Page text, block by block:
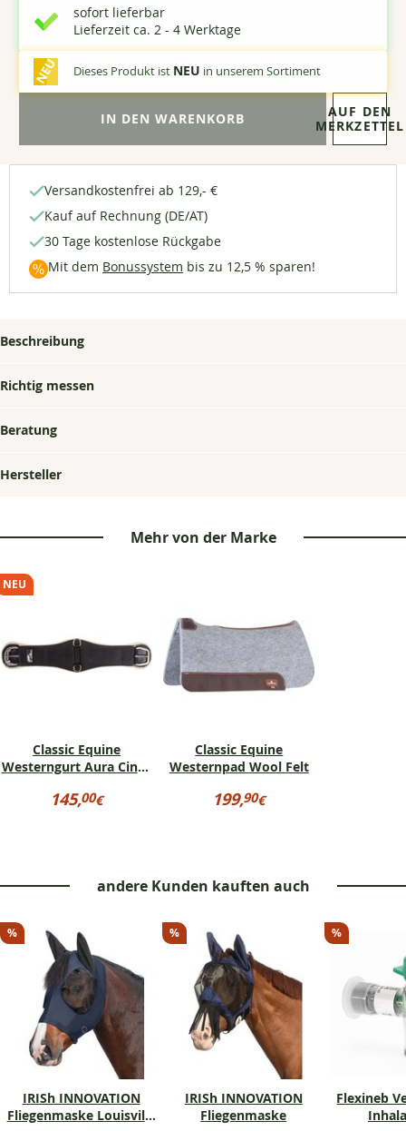
sofort lieferbar
Lieferzeit ca. 2 - 4 Werktage
Dieses Produkt ist NEU in unserem Sortiment
AUF DEN
MERKZETTEL
Versandkostenfrei ab 129,- €
Kauf auf Rechnung (DE/AT)
30 Tage kostenlose Rückgabe
Mit dem Bonussystem bis zu 12,5 % sparen!
Beschreibung
Richtig messen
Beratung
Hersteller
Mehr von der Marke
NEU
Classic Equine
Westerngurt Aura Cinch
Preisinformationen
für
145,00€
Classic Equine
Westernpad Wool Felt
Preisinformationen
für
Felt
199,90€
andere Kunden kauften auch
%
IRISh INNOVATION
Fliegenmaske Louisville
%
IRISh INNOVATION
Fliegenmaske
%
Flexineb